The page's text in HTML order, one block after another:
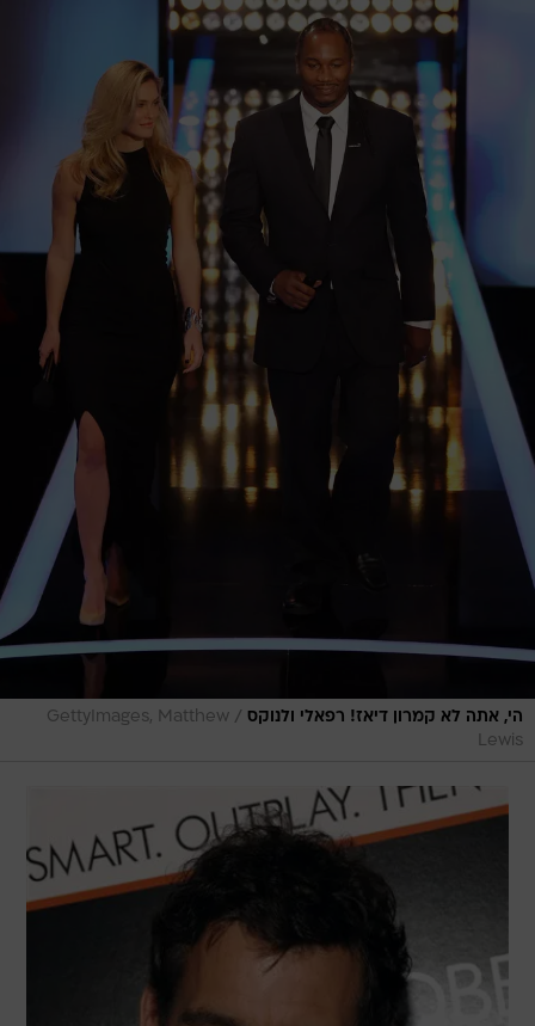
הי, אתה לא קמרון דיאז! רפאלי ולנוקס /
GettyImages, Matthew
Lewis